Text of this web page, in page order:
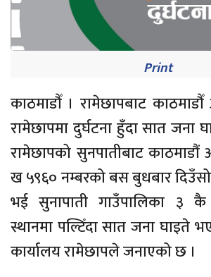
Print
काठमाडौँ । रामेछापबाट
रामेछापमा दुर्घटना हुँदा सात जना
रामेछापको सुनपातीबाट
ख ५९६० नम्बरको बस बुधबार
भई सुनापाती गाउँपालिका ३
स्थानमा पल्टिँदा सात जना घाइते
कार्यालय रामेछापले जनाएको छ ।